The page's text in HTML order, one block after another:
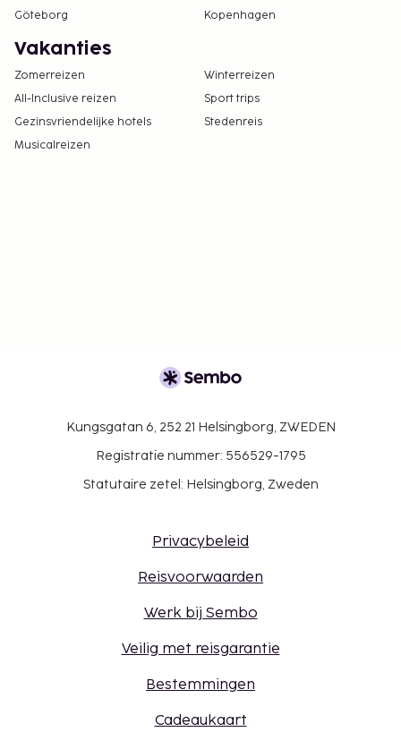
Göteborg
Kopenhagen
Vakanties
Zomerreizen
Winterreizen
All-Inclusive reizen
Sport trips
Gezinsvriendelijke hotels
Stedenreis
Musicalreizen
Kungsgatan 6, 252 21 Helsingborg, ZWEDEN
Registratie nummer: 556529-1795
Statutaire zetel: Helsingborg, Zweden
Privacybeleid
Reisvoorwaarden
Werk bij Sembo
Veilig met reisgarantie
Bestemmingen
Cadeaukaart